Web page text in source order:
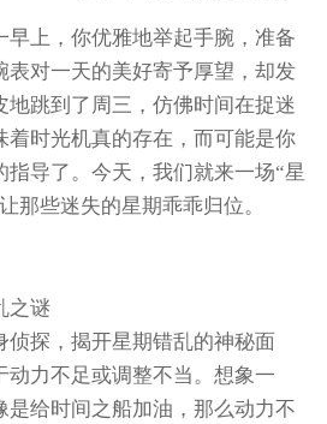
上，你优雅地举起手腕，准备
表对一天的美好寄予厚望，却发
地跳到了周三，仿佛时间在捉迷
着时光机真的存在，而可能是你
指导了。今天，我们就来一场“星
那些迷失的星期乖乖归位。
谜
探，揭开星期错乱的神秘面
动力不足或调整不当。想象一
是给时间之船加油，那么动力不